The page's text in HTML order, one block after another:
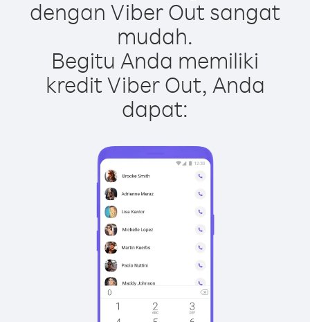
dengan Viber Out sangat
mudah.
Begitu Anda memiliki
kredit Viber Out, Anda
dapat: